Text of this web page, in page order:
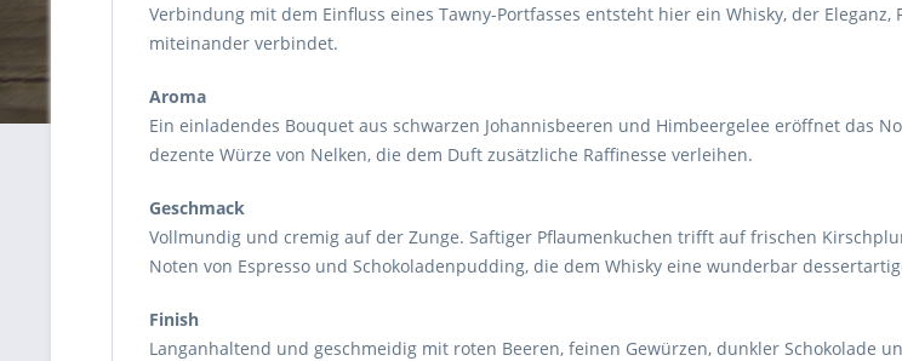
Verbindung mit dem Einfluss eines Tawny-Portfasses entsteht hier ein Whisky, der
miteinander verbindet.
Aroma
Ein einladendes Bouquet aus schwarzen Johannisbeeren und Himbeergelee eröffnet das
dezente Würze von Nelken, die dem Duft zusätzliche Raffinesse verleihen.
Geschmack
Vollmundig und cremig auf der Zunge. Saftiger Pflaumenkuchen trifft auf frischen
Noten von Espresso und Schokoladenpudding, die dem Whisky eine wunderbar
Finish
Langanhaltend und geschmeidig mit roten Beeren, feinen Gewürzen, dunkler Schokolade